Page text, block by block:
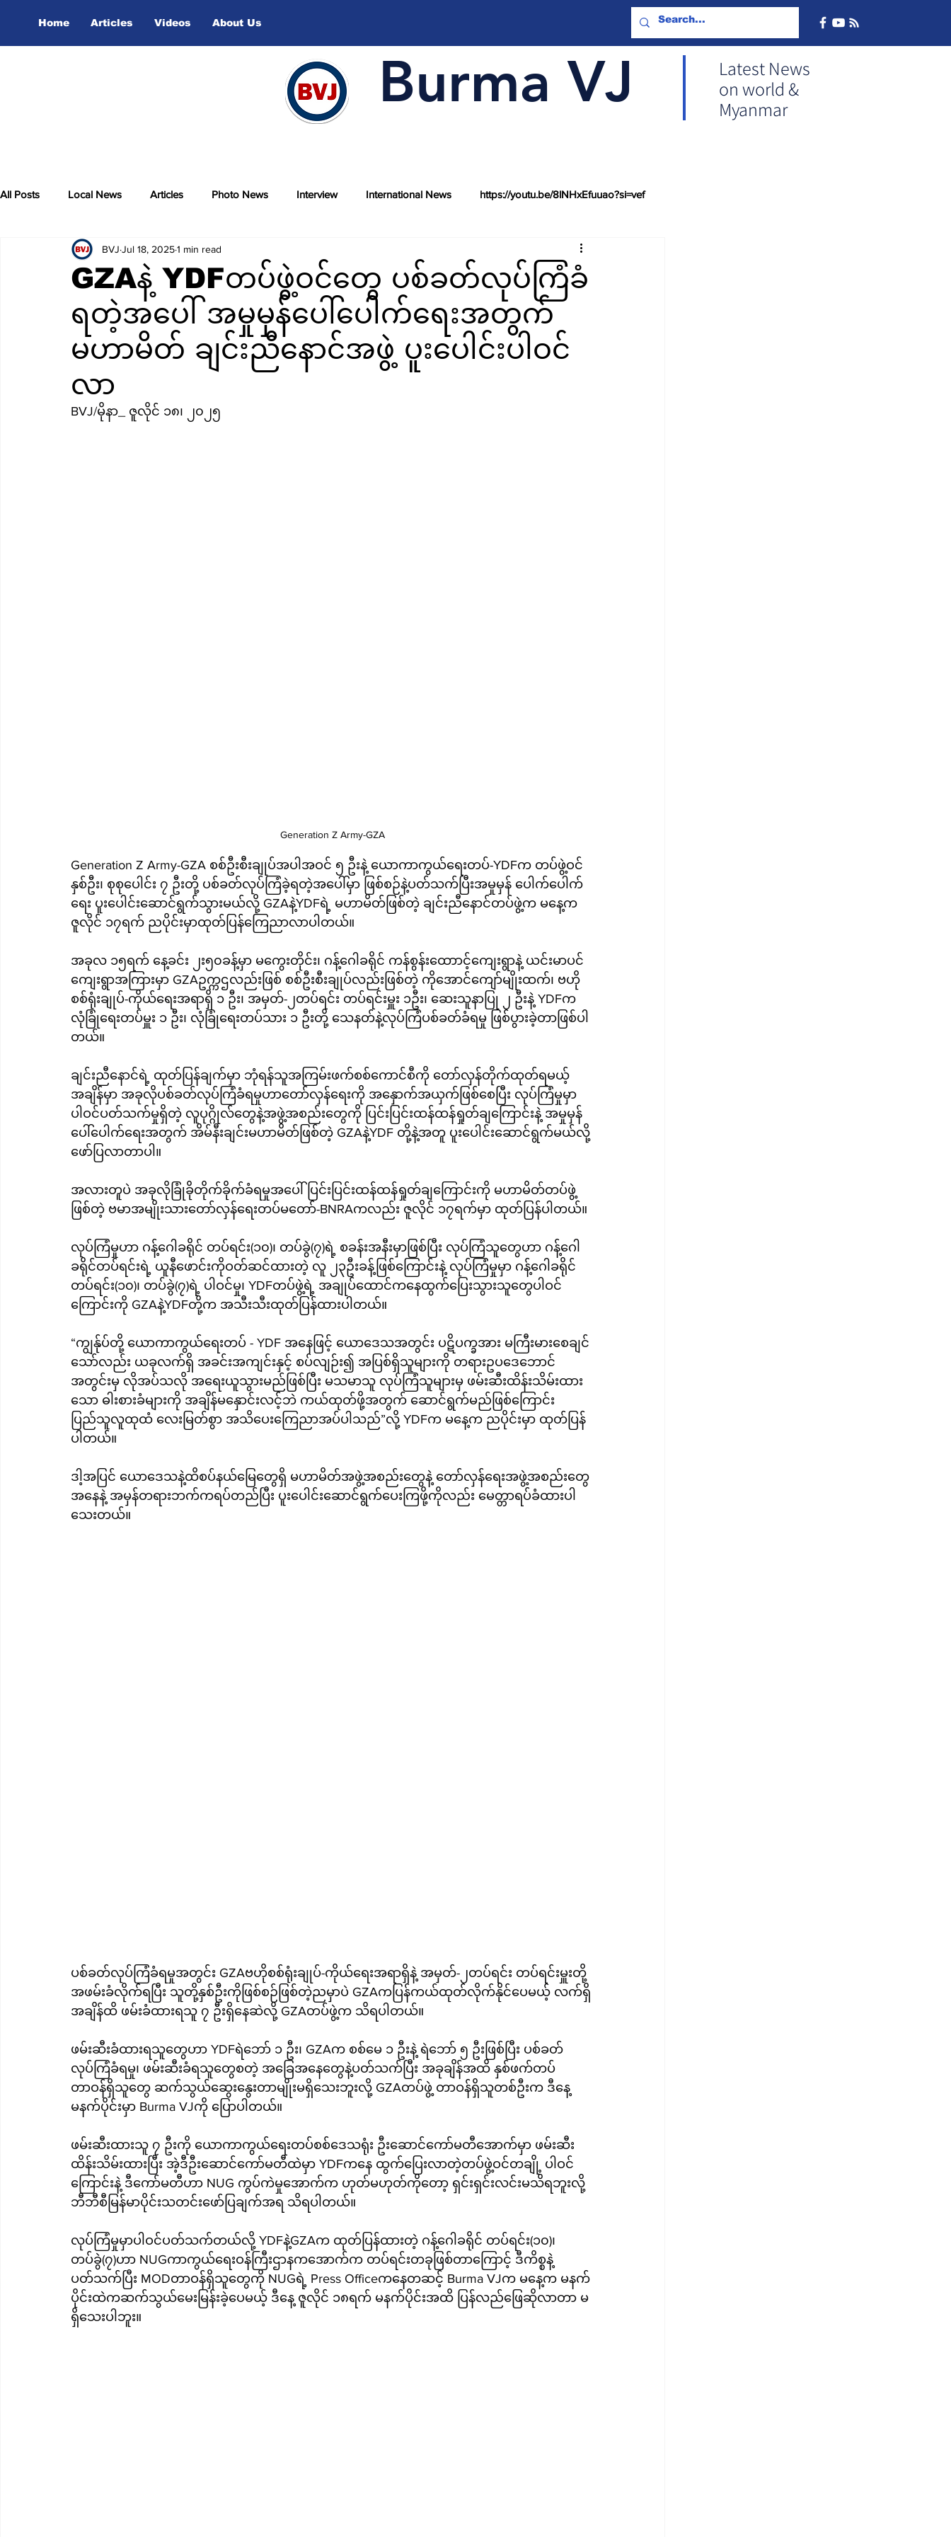
Home Articles Videos About Us
Burma VJ
Latest News
on world &
Myanmar
All Posts Local News Articles Photo News Interview International News https://youtu.be/8lNHxEfuuao?si=vef
Video
GZAနဲ့ YDFတပ်ဖွဲ့ဝင်တွေ ပစ်ခတ်လုပ်ကြံခံ
ရတဲ့အပေါ် အမှုမှန်ပေါ်ပေါက်ရေးအတွက်
မဟာမိတ် ချင်းညီနောင်အဖွဲ့ ပူးပေါင်းပါဝင်
လာ
BVJ Jul 18, 20251 min read
BVJ/မိုနာ_ ဇူလိုင် ၁၈၊ ၂၀၂၅
Generation Z Army-GZA
Generation Z Army-GZA စစ်ဦးစီးချုပ်အပါအဝင် ၅ ဦးနဲ့ ယောကာကွယ်ရေးတပ်-YDFက တပ်ဖွဲ့ဝင်
နှစ်ဦး၊ စုစုပေါင်း ၇ ဦးတို့ ပစ်ခတ်လုပ်ကြံခဲ့ရတဲ့အပေါ်မှာ ဖြစ်စဉ်နဲ့ပတ်သက်ပြီးအမှုမှန် ပေါက်ပေါက်
ရေး ပူးပေါင်းဆောင်ရွက်သွားမယ်လို့ GZAနဲ့YDFရဲ့ မဟာမိတ်ဖြစ်တဲ့ ချင်းညီနောင်တပ်ဖွဲ့က မနေ့က
ဇူလိုင် ၁၇ရက် ညပိုင်းမှာထုတ်ပြန်ကြေညာလာပါတယ်။
အခုလ ၁၅ရက် နေ့ခင်း ၂း၅၀ခန့်မှာ မကွေးတိုင်း၊ ဂန့်ဂေါခရိုင် ကန်စွန်းထောာင့်ကျေးရွာနဲ့ ယင်းမာပင်
ကျေးရွာအကြားမှာ GZAဥက္ကဌလည်းဖြစ် စစ်ဦးစီးချုပ်လည်းဖြစ်တဲ့ ကိုအောင်ကျော်မျိုးထက်၊ ဗဟို
စစ်ရုံးချုပ်-ကိုယ်ရေးအရာရှိ ၁ ဦး၊ အမှတ်-၂တပ်ရင်း တပ်ရင်းမှူး ၁ဦး၊ ဆေးသူနာပြု ၂ ဦးနဲ့ YDFက
လုံခြုံ‌ရေးတပ်မှူး ၁ ဦး၊ လုံခြုံရေးတပ်သား ၁ ဦးတို့ သေနတ်နဲ့လုပ်ကြံပစ်ခတ်ခံရမှု ဖြစ်ပွားခဲ့တာဖြစ်ပါ
တယ်။
ချင်းညီနောင်ရဲ့ ထုတ်ပြန်ချက်မှာ ဘုံရန်သူအကြမ်းဖက်စစ်ကောင်စီကို တော်လှန်တိုက်ထုတ်ရမယ့်
အချိန်မှာ အခုလိုပစ်ခတ်လုပ်ကြံခံရမှုဟာတော်လှန်ရေးကို အနှောက်အယှက်ဖြစ်စေပြီး လုပ်ကြံမှုမှာ
ပါဝင်ပတ်သက်မှုရှိတဲ့ လူပုဂ္ဂိုလ်တွေနဲ့အဖွဲ့အစည်းတွေကို ပြင်းပြင်းထန်ထန်ရှုတ်ချကြောင်းနဲ့ အမှုမှန်
ပေါ်ပေါက်ရေးအတွက် အိမ်နီးချင်းမဟာမိတ်ဖြစ်တဲ့ GZAနဲ့YDF တို့နဲ့အတူ ပူးပေါင်းဆောင်ရွက်မယ်လို့
ဖော်ပြလာတာပါ။
အလားတူပဲ အခုလိုခြုံခိုတိုက်ခိုက်ခံရမှုအပေါ် ပြင်းပြင်းထန်ထန်ရှုတ်ချကြောင်းကို မဟာမိတ်တပ်ဖွဲ့
ဖြစ်တဲ့ ဗမာအမျိုးသားတော်လှန်ရေးတပ်မတော်-BNRAကလည်း ဇူလိုင် ၁၇ရက်မှာ ထုတ်ပြန်ပါတယ်။
လုပ်ကြံမှုဟာ ဂန့်ဂေါခရိုင် တပ်ရင်း(၁၀)၊ တပ်ခွဲ(၇)ရဲ့ စခန်းအနီးမှာဖြစ်ပြီး လုပ်ကြံသူတွေဟာ ဂန့်ဂေါ
ခရိုင်တပ်ရင်းရဲ့ ယူနီဖောင်းကိုဝတ်ဆင်ထားတဲ့ လူ ၂၃ဦးခန့်ဖြစ်ကြောင်းနဲ့ လုပ်ကြံမှုမှာ ဂန့်ဂေါခရိုင်
တပ်ရင်း(၁၀)၊ တပ်ခွဲ(၇)ရဲ့ ပါဝင်မှု၊ YDFတပ်ဖွဲ့ရဲ့ အချုပ်ထောင်ကနေထွက်ပြေးသွားသူတွေပါဝင်
ကြောင်းကို GZAနဲ့YDFတို့က အသီးသီးထုတ်ပြန်ထားပါတယ်။
“ကျွန်ုပ်တို့ ယောကာကွယ်ရေးတပ် - YDF အနေဖြင့် ယော‌ဒေသအတွင်း ပဋိပက္ခအား မကြီးမားစေချင်
သော်လည်း ယခုလက်ရှိ အခင်းအကျင်းနှင့် စပ်လျဉ်း၍ အပြစ်ရှိသူများကို တရားဥပဒေဘောင်
အတွင်းမှ လိုအပ်သလို အရေးယူသွားမည်ဖြစ်ပြီး မသမာသူ လုပ်ကြံသူများမှ ဖမ်းဆီးထိန်းသိမ်းထား
သော ဓါးစားခံများကို အချိန်မနှောင်းလင့်ဘဲ ကယ်ထုတ်ဖို့အတွက် ဆောင်ရွက်မည်ဖြစ်ကြောင်း
ပြည်သူလူထုထံ လေးမြတ်စွာ အသိပေးကြေညာအပ်ပါသည်”လို့ YDFက မနေ့က ညပိုင်းမှာ ထုတ်ပြန်
ပါတယ်။
ဒါ့အပြင် ယောဒေသနဲ့ထိစပ်နယ်မြေတွေရှိ မဟာမိတ်အဖွဲ့အစည်းတွေနဲ့ တော်လှန်ရေးအဖွဲ့အစည်းတွေ
အနေနဲ့ အမှန်တရားဘက်ကရပ်တည်ပြီး ပူးပေါင်းဆောင်ရွက်ပေးကြဖို့ကိုလည်း မေတ္တာရပ်ခံထားပါ
သေးတယ်။
ပစ်ခတ်လုပ်ကြံခံရမှုအတွင်း GZAဗဟိုစစ်ရုံးချုပ်-ကိုယ်ရေးအရာရှိနဲ့ အမှတ်-၂တပ်ရင်း တပ်ရင်းမှူးတို့
အဖမ်းခံလိုက်ရပြီး သူတို့နှစ်ဦးကိုဖြစ်စဉ်ဖြစ်တဲ့ညမှာပဲ GZAကပြန်ကယ်ထုတ်လိုက်နိုင်ပေမယ့် လက်ရှိ
အချိန်ထိ ဖမ်းခံထားရသူ ၇ ဦးရှိနေဆဲလို့ GZAတပ်ဖွဲ့က သိရပါတယ်။
ဖမ်းဆီးခံထားရသူတွေဟာ YDFရဲဘော် ၁ ဦး၊ GZAက စစ်မေ ၁ ဦးနဲ့ ရဲဘော် ၅ ဦးဖြစ်ပြီး ပစ်ခတ်
လုပ်ကြံခံရမှု၊ ဖမ်းဆီးခံရသူတွေစတဲ့ အခြေအနေတွေနဲ့ပတ်သက်ပြီး အခုချိန်အထိ နှစ်ဖက်တပ်
တာဝန်ရှိသူတွေ ဆက်သွယ်ဆွေးနွေးတာမျိုးမရှိသေးဘူးလို့ GZAတပ်ဖွဲ့ တာဝန်ရှိသူတစ်ဦးက ဒီနေ့
မနက်ပိုင်းမှာ Burma VJကို ပြောပါတယ်။
ဖမ်းဆီးထားသူ ၇ ဦးကို ယောကာကွယ်ရေးတပ်စစ်ဒေသရုံး ဦးဆောင်ကော်မတီအောက်မှာ ဖမ်းဆီး
ထိန်းသိမ်းထားပြီး အဲ့ဒီဦးဆောင်ကော်မတီထဲမှာ YDFကနေ ထွက်ပြေးလာတဲ့တပ်ဖွဲ့ဝင်တချို့ ပါဝင်
ကြောင်းနဲ့ ဒီကော်မတီဟာ NUG ကွပ်ကဲမှုအောက်က ဟုတ်မဟုတ်ကိုတော့ ရှင်းရှင်းလင်းမသိရဘူးလို့
ဘီဘီစီမြန်မာပိုင်းသတင်းဖော်ပြချက်အရ သိရပါတယ်။
လုပ်ကြံမှုမှာပါဝင်ပတ်သက်တယ်လို့ YDFနဲ့GZAက ထုတ်ပြန်ထားတဲ့ ဂန့်ဂေါခရိုင် တပ်ရင်း(၁၀)၊
တပ်ခွဲ(၇)ဟာ NUGကာကွယ်ရေးဝန်ကြီးဌာနကအောက်က တပ်ရင်းတခုဖြစ်တာကြောင့် ဒီကိစ္စနဲ့
ပတ်သက်ပြီး MODတာဝန်ရှိသူတွေကို NUGရဲ့ Press Officeကနေတဆင့် Burma VJက မနေ့က မနက်
ပိုင်းထဲကဆက်သွယ်မေးမြန်းခဲ့ပေမယ့် ဒီနေ့ ဇူလိုင် ၁၈ရက် မနက်ပိုင်းအထိ ပြန်လည်ဖြေဆိုလာတာ မ
ရှိသေးပါဘူး။